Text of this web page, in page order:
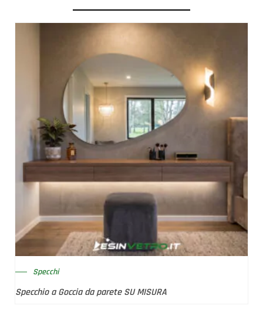
Specchi
Specchio a Goccia da parete SU MISURA